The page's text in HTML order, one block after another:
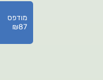
מודפס
₪87